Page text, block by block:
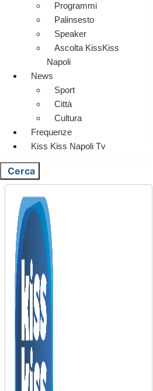
Programmi
Palinsesto
Speaker
Ascolta KissKiss
Napoli
News
Sport
Città
Cultura
Frequenze
Kiss Kiss Napoli Tv
Cerca